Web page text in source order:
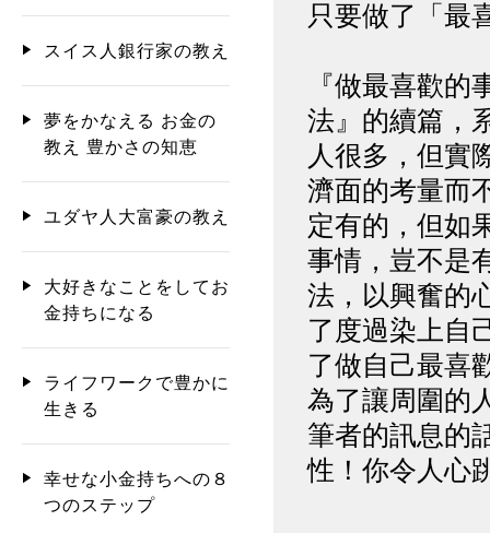
只要做了「最
『做最喜歡
法』的續篇，
人很多，但實
濟面的考量而
定有的，但如
事情，豈不是
法，以興奮的
了度過染上自
了做自己最喜
為了讓周圍的
筆者的訊息的
性！你令人心
スイス人銀行家の教え
夢をかなえる お金の
教え 豊かさの知恵
ユダヤ人大富豪の教え
大好きなことをしてお
金持ちになる
ライフワークで豊かに
生きる
幸せな小金持ちへの８
つのステップ